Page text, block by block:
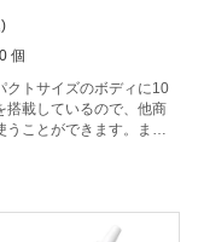
個
クトサイズのボディに10
搭載しているので、他商
うことができます。また
トし上書きしても削れる
名入れは本体に1色プリン